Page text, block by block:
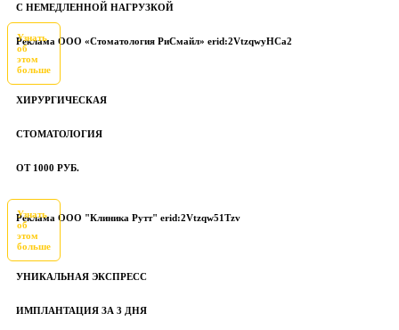
С НЕМЕДЛЕННОЙ НАГРУЗКОЙ
Реклама ООО «Стоматология РиСмайл» erid:2VtzqwyHCa2
Узнать
об
этом
больше
ХИРУРГИЧЕСКАЯ
СТОМАТОЛОГИЯ
ОТ 1000 РУБ.
Реклама ООО "Клиника Рутт" erid:2Vtzqw51Tzv
Узнать
об
этом
больше
УНИКАЛЬНАЯ ЭКСПРЕСС
ИМПЛАНТАЦИЯ ЗА 3 ДНЯ